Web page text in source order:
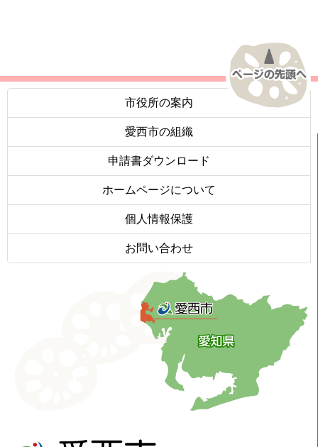
市役所の案内
愛西市の組織
申請書ダウンロード
ホームページについて
個人情報保護
お問い合わせ